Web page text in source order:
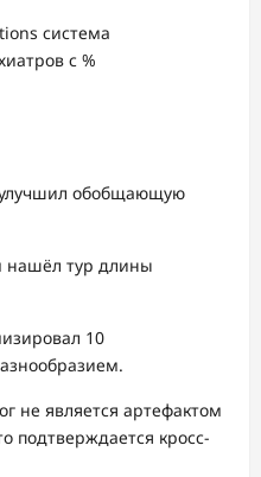
система
с %
улучшил обобщающую
нашёл тур длины
10
не является артефактом
подтверждается кросс-